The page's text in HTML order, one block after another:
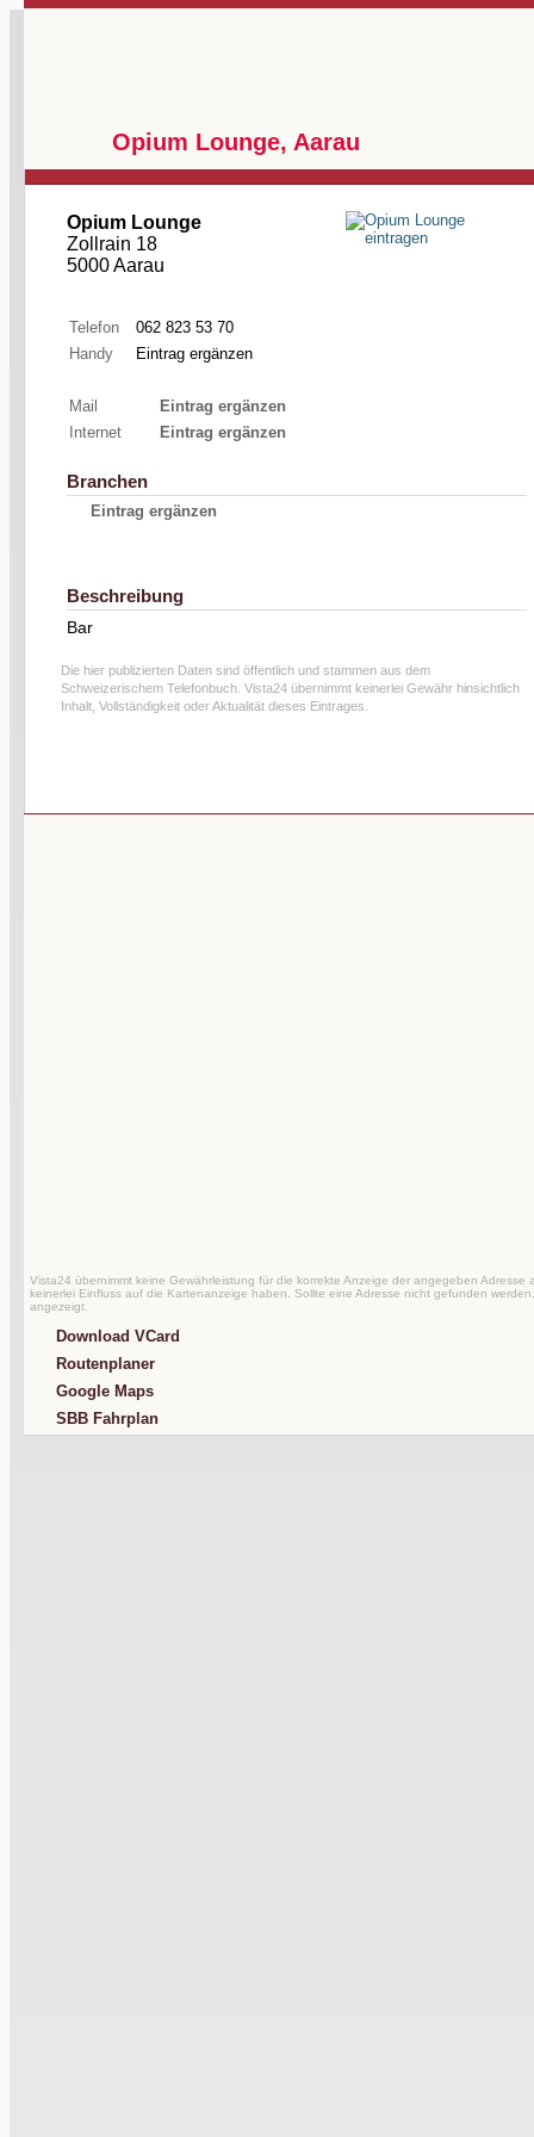
Opium Lounge, Aarau
Opium Lounge
Zollrain 18
5000 Aarau
Telefon
062 823 53 70
Handy
Eintrag ergänzen
Mail
Eintrag ergänzen
Internet
Eintrag ergänzen
Branchen
Eintrag ergänzen
Beschreibung
Bar
Die hier publizierten Daten sind öffentlich und stammen aus dem
Schweizerischem Telefonbuch. Vista24 übernimmt keinerlei Gewähr hinsichtlich
Inhalt, Vollständigkeit oder Aktualität dieses Eintrages.
Vista24 übernimmt keine Gewährleistung für die korrekte Anzeige der angegeben Adresse
keinerlei Einfluss auf die Kartenanzeige haben. Sollte eine Adresse nicht gefunden
angezeigt.
Download VCard
Routenplaner
Google Maps
SBB Fahrplan